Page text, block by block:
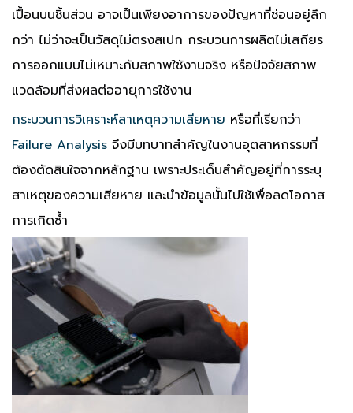
เปื้อนบนชิ้นส่วน อาจเป็นเพียงอาการของปัญหาที่ซ่อนอยู่ลึก
กว่า ไม่ว่าจะเป็นวัสดุไม่ตรงสเปก กระบวนการผลิตไม่เสถียร
การออกแบบไม่เหมาะกับสภาพใช้งานจริง หรือปัจจัยสภาพ
แวดล้อมที่ส่งผลต่ออายุการใช้งาน
กระบวนการวิเคราะห์สาเหตุความเสียหาย หรือที่เรียกว่า
Failure Analysis จึงมีบทบาทสำคัญในงานอุตสาหกรรมที่
ต้องตัดสินใจจากหลักฐาน เพราะประเด็นสำคัญอยู่ที่การระบุ
สาเหตุของความเสียหาย และนำข้อมูลนั้นไปใช้เพื่อลดโอกาส
การเกิดซ้ำ